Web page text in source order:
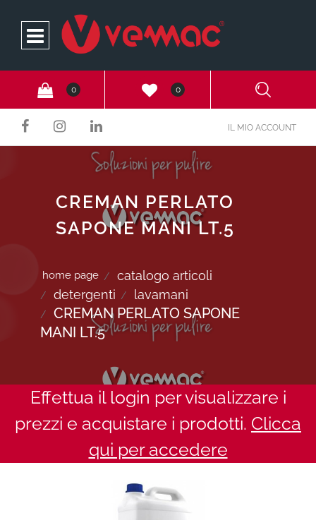
Open
0 0
IL MIO ACCOUNT
CREMAN PERLATO
SAPONE MANI LT.5
home page
catalogo articoli
detergenti
lavamani
CREMAN PERLATO SAPONE
MANI LT.5
Effettua il login per visualizzare i
prezzi e acquistare i prodotti. Clicca
qui per accedere